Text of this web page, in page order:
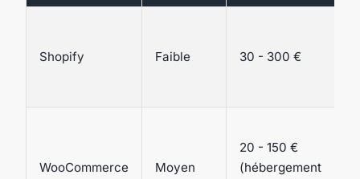
Shopify Faible 30 - 300 €
WooCommerce Moyen
20 - 150 €
(hébergement